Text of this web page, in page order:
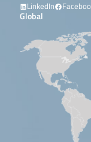
LinkedIn
Global